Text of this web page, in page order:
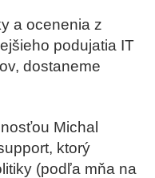
a ocenenia z
podujatia IT
dostaneme
Michal
ktorý
(podľa mňa na